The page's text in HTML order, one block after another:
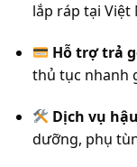
lắp ráp tại Việt
Hỗ trợ trả
thủ tục nhanh
Dịch vụ
dưỡng, phụ